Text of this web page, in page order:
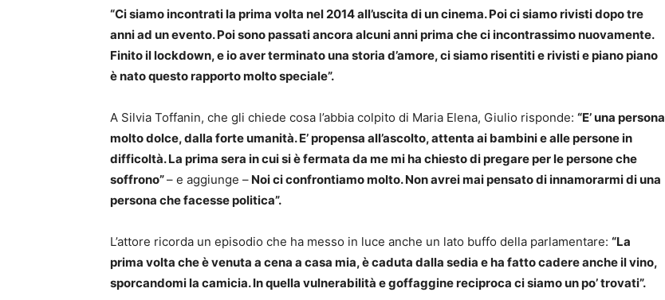
“Ci siamo incontrati la prima volta nel 2014 all’uscita di un cinema. Poi ci siamo rivisti dopo tre
anni ad un evento. Poi sono passati ancora alcuni anni prima che ci incontrassimo nuovamente.
Finito il lockdown, e io aver terminato una storia d’amore, ci siamo risentiti e rivisti e piano piano
è nato questo rapporto molto speciale”.
A Silvia Toffanin, che gli chiede cosa l’abbia colpito di Maria Elena, Giulio risponde: “E’ una persona
molto dolce, dalla forte umanità. E’ propensa all’ascolto, attenta ai bambini e alle persone in
difficoltà. La prima sera in cui si è fermata da me mi ha chiesto di pregare per le persone che
soffrono”– e aggiunge – Noi ci confrontiamo molto. Non avrei mai pensato di innamorarmi di una
persona che facesse politica”.
L’attore ricorda un episodio che ha messo in luce anche un lato buffo della parlamentare: “La
prima volta che è venuta a cena a casa mia, è caduta dalla sedia e ha fatto cadere anche il vino,
sporcandomi la camicia. In quella vulnerabilità e goffaggine reciproca ci siamo un po’ trovati”.